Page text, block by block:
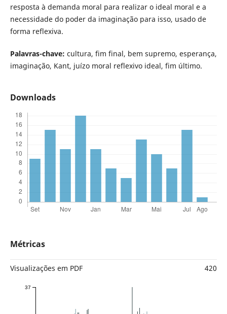
resposta à demanda moral para realizar o ideal moral e a
necessidade do poder da imaginação para isso, usado de
forma reflexiva.
Palavras-chave: cultura, fim final, bem supremo, esperança,
imaginação, Kant, juízo moral reflexivo ideal, fim último.
Downloads
Métricas
Visualizações em PDF 420
37